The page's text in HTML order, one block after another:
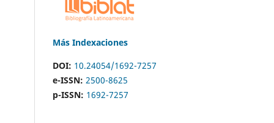
Más Indexaciones
DOI: 10.24054/1692-7257
e-ISSN: 2500-8625
p-ISSN: 1692-7257